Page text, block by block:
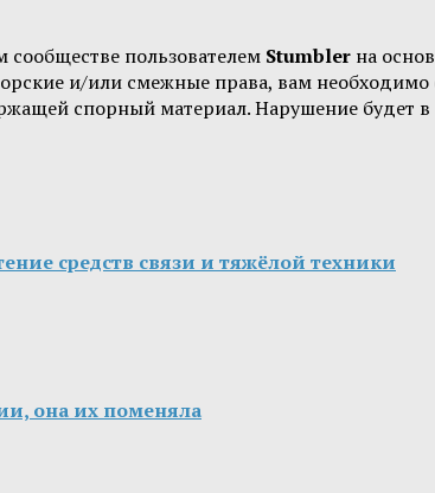
пользователем Stumbler на
и/или смежные права, вам
спорный материал. Нарушение будет
средств связи и тяжёлой техники
она их поменяла